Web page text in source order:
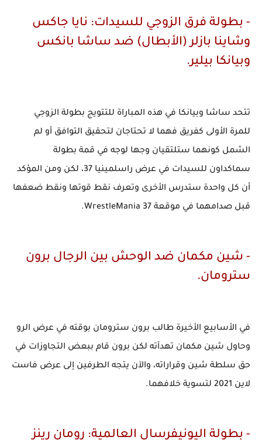
- بطولة فرق الزوجي للسيدات: نايا جاكس
وشاينا بازلر (الأبطال) ضد ساشا بانكس
وبيانكا بيلير.
تتحد ساشا وبيانكا في هذه المباراة للتتويج بطولة الزوجي
للمرة الأولى كفريق فهما لا تحتاجان لتحقيق التوافق أو لم
الشمل كونهما ستلتقيان وجها لوجه في قمة بطولة
سماكداون للسيدات في عرض راسلمينيا 37، لكن ومن المؤكد
أن كل واحدة ستدرس الأخرى وتعرف نقط قوتها ونقط ضعفها
قبل صدامهما في موقعة WrestleMania 37.
- شين مكمان ضد الوحش بين الرجال برون
سترومان.
في الأسابيع الأخيرة طالب برون سترومان بوقته في عرض الرو
وحاول شين مكمان تهدأته لكن برون قام ببعض التجاوزات في
حق سلطة شين وقراراته، واﻵن يتجه الطرفين إلى عرض فاست
لاين 2021 لتسوية خلافهما.
- بطولة اليونيفرسال العالمية: رومان رينز